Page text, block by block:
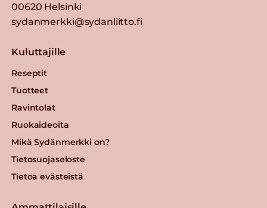
00620 Helsinki
sydanmerkki@sydanliitto.fi
Kuluttajille
Reseptit
Tuotteet
Ravintolat
Ruokaideoita
Mikä Sydänmerkki on?
Tietosuojaseloste
Tietoa evästeistä